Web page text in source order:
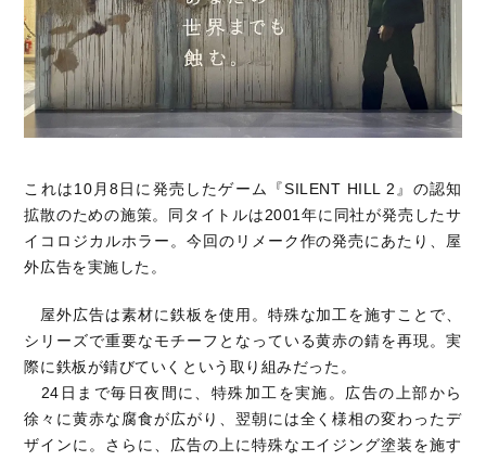
これは10月8日に発売したゲーム『SILENT HILL 2』の認知
拡散のための施策。同タイトルは2001年に同社が発売したサ
イコロジカルホラー。今回のリメーク作の発売にあたり、屋
外広告を実施した。
屋外広告は素材に鉄板を使用。特殊な加工を施すことで、
シリーズで重要なモチーフとなっている黄赤の錆を再現。実
際に鉄板が錆びていくという取り組みだった。
24日まで毎日夜間に、特殊加工を実施。広告の上部から
徐々に黄赤な腐食が広がり、翌朝には全く様相の変わったデ
ザインに。さらに、広告の上に特殊なエイジング塗装を施す